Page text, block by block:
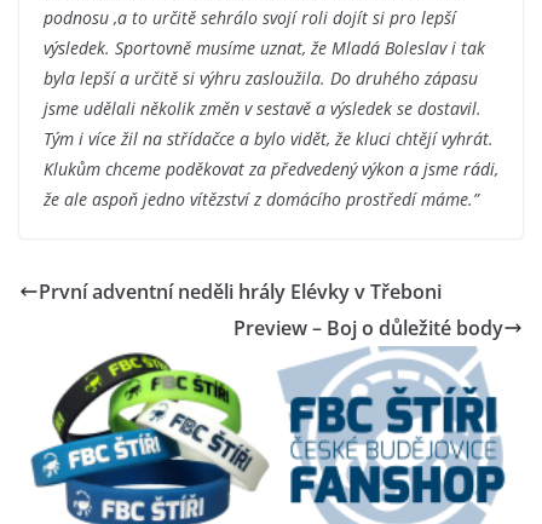
podnosu ,a to určitě sehrálo svojí roli dojít si pro lepší
výsledek. Sportovně musíme uznat, že Mladá Boleslav i tak
byla lepší a určitě si výhru zasloužila. Do druhého zápasu
jsme udělali několik změn v sestavě a výsledek se dostavil.
Tým i více žil na střídačce a bylo vidět, že kluci chtějí vyhrát.
Klukům chceme poděkovat za předvedený výkon a jsme rádi,
že ale aspoň jedno vítězství z domácího prostředí máme.”
První adventní neděli hrály Elévky v Třeboni
Preview – Boj o důležité body